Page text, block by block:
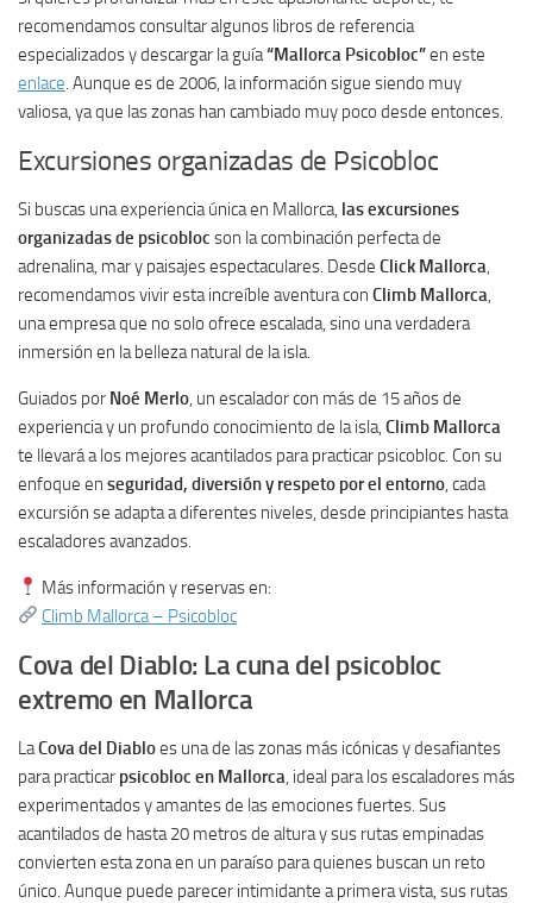
recomendamos consultar algunos libros de referencia
especializados y descargar la guía“Mallorca Psicobloc”en este
enlace . Aunque es de 2006, la información sigue siendo muy
valiosa, ya que las zonas han cambiado muy poco desde entonces.
Excursiones organizadas de Psicobloc
Si buscas una experiencia única en Mallorca, las excursiones
organizadas de psicobloc son la combinación perfecta de
adrenalina, mar y paisajes espectaculares. Desde Click Mallorca
recomendamos vivir esta increíble aventura con Climb Mallorca
una empresa que no solo ofrece escalada, sino una verdadera
inmersión en la belleza natural de la isla.
Guiados por Noé Merlo , un escalador con más de 15 años de
experiencia y un profundo conocimiento de la isla, Climb Mallorca
te llevará a los mejores acantilados para practicar psicobloc. Con su
enfoque en seguridad, diversión y respeto por el entorno , cada
excursión se adapta a diferentes niveles, desde principiantes hasta
escaladores avanzados.
Más información y reservas en:
Climb Mallorca – Psicobloc
Cova del Diablo: La cuna del psicobloc
extremo en Mallorca
LaCova del Diabloes una de las zonas más icónicas y desafiantes
para practicar psicobloc en Mallorca , ideal para los escaladores más
experimentados y amantes de las emociones fuertes. Sus
acantilados de hasta 20 metros de altura y sus rutas empinadas
convierten esta zona en un paraíso para quienes buscan un reto
único. Aunque puede parecer intimidante a primera vista, sus rutas